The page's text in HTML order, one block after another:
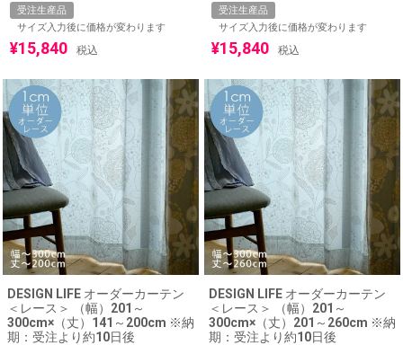
受注生産品
サイズ入力後に価格が変わります
¥15,840 税込
受注生産品
サイズ入力後に価格が変わります
¥15,840 税込
DESIGN LIFE オーダーカーテン
＜レース＞ （幅）201～
300cm×（丈）141～200cm ※納
期：受注より約10日後
DESIGN LIFE オーダーカーテン
＜レース＞ （幅）201～
300cm×（丈）201～260cm ※納
期：受注より約10日後